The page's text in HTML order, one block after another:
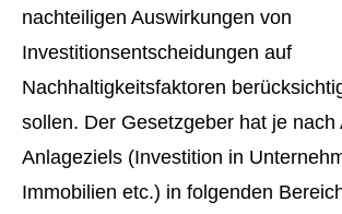
nachteiligen Auswirkungen von
Investitionsentscheidungen auf
Nachhaltigkeitsfaktoren
sollen. Der Gesetzgeber hat je nach
Anlageziels (Investition in
Immobilien etc.) in folgenden